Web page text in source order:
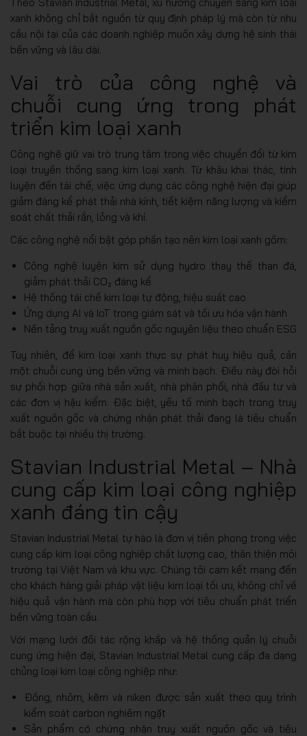
xanh không chỉ bắt nguồn từ quy định pháp lý mà còn từ nhu
cầu nội tại của các doanh nghiệp muốn xây dựng hệ sinh thái
bền vững và lâu dài.
Vai trò của công nghệ và
chuỗi cung ứng trong phát
triển kim loại xanh
Công nghệ giữ vai trò trung tâm trong việc chuyển đổi từ kim
loại truyền thống sang kim loại xanh. Từ khâu khai thác, tinh
luyện đến tái chế, việc ứng dụng các công nghệ hiện đại giúp
giảm đáng kể phát thải nhà kính, tiết kiệm năng lượng và kiểm
soát chất thải rắn, lỏng và khí.
Các công nghệ nổi bật góp phần tạo nên kim loại xanh gồm:
Công nghệ luyện kim sử dụng hydro thay thế than đá,
giảm phát thải CO₂ đáng kể
Hệ thống tái chế kim loại tự động, hiệu suất cao
Ứng dụng AI và IoT trong giám sát và tối ưu hóa vận hành
Nền tảng truy xuất nguồn gốc nguyên liệu theo chuẩn ESG
Tuy nhiên, để kim loại xanh thực sự phát huy hiệu quả, cần
một chuỗi cung ứng bền vững và minh bạch. Điều này đòi hỏi
sự phối hợp giữa nhà sản xuất, nhà phân phối, nhà đầu tư và
các đơn vị hậu kiểm. Đặc biệt, yếu tố minh bạch trong truy
xuất nguồn gốc và chứng nhận phát thải đang là tiêu chuẩn
bắt buộc tại nhiều thị trường.
Stavian Industrial Metal – Nhà
cung cấp kim loại công nghiệp
xanh đáng tin cậy
Stavian Industrial Metal tự hào là đơn vị tiên phong trong việc
cung cấp kim loại công nghiệp chất lượng cao, thân thiện môi
trường tại Việt Nam và khu vực. Chúng tôi cam kết mang đến
cho khách hàng giải pháp vật liệu kim loại tối ưu, không chỉ về
hiệu quả vận hành mà còn phù hợp với tiêu chuẩn phát triển
bền vững toàn cầu.
Với mạng lưới đối tác rộng khắp và hệ thống quản lý chuỗi
cung ứng hiện đại, Stavian Industrial Metal cung cấp đa dạng
chủng loại kim loại công nghiệp như:
Đồng, nhôm, kẽm và niken được sản xuất theo quy trình
kiểm soát carbon nghiêm ngặt
Sản phẩm có chứng nhận truy xuất nguồn gốc và tiêu